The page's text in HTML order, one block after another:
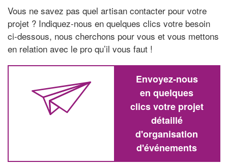
Vous ne savez pas quel artisan contacter pour votre
projet ? Indiquez-nous en quelques clics votre besoin
ci-dessous, nous cherchons pour vous et vous mettons
en relation avec le pro qu’il vous faut !
Envoyez-nous
en quelques
clics votre projet
détaillé
d'organisation
d'événements